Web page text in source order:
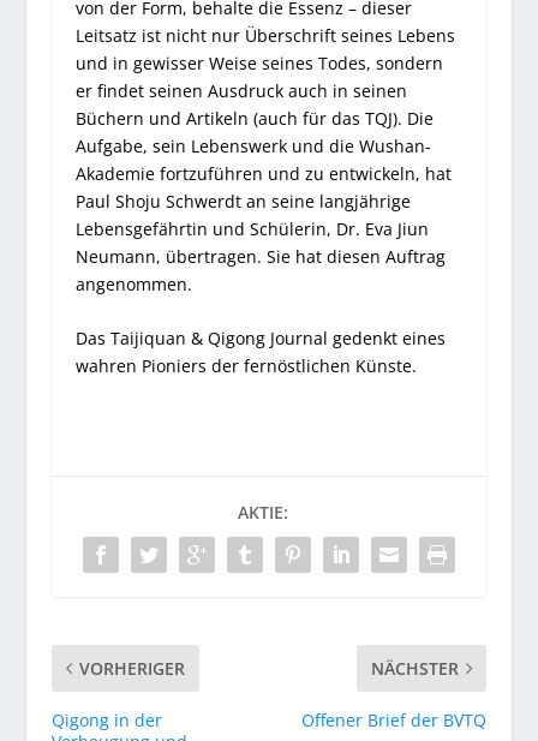
von der Form, behalte die Essenz – dieser
Leitsatz ist nicht nur Überschrift seines Lebens
und in gewisser Weise seines Todes, sondern
er findet seinen Ausdruck auch in seinen
Büchern und Artikeln (auch für das TQJ). Die
Aufgabe, sein Lebenswerk und die Wushan-
Akademie fortzuführen und zu entwickeln, hat
Paul Shoju Schwerdt an seine langjährige
Lebensgefährtin und Schülerin, Dr. Eva Jiun
Neumann, übertragen. Sie hat diesen Auftrag
angenommen.
Das Taijiquan & Qigong Journal gedenkt eines
wahren Pioniers der fernöstlichen Künste.
AKTIE:
VORHERIGER
Qigong in der
NÄCHSTER
Offener Brief der BVTQ